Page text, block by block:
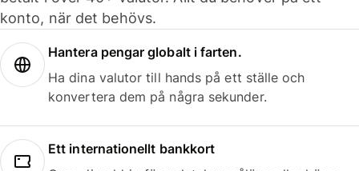
konto, när det behövs.
Hantera pengar globalt i farten.
Ha dina valutor till hands på ett ställe och
konvertera dem på några sekunder.
Ett internationellt bankkort